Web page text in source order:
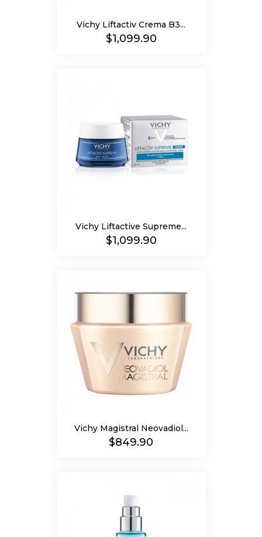
Vichy Liftactiv Crema B3...
Precio
$1,099.90
Vichy Liftactive Supreme...
Precio
$1,099.90
Vichy Magistral Neovadiol...
Precio
$849.90